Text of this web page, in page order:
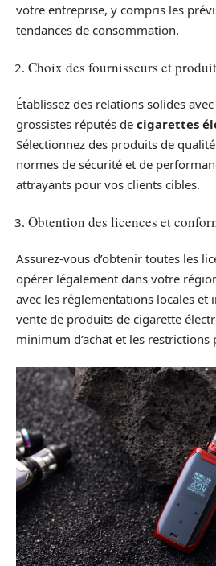
votre entreprise, y compris les
tendances de consommation.
Choix des fournisseurs et
Établissez des relations solides
grossistes réputés de cigarettes
Sélectionnez des produits de
normes de sécurité et de
attrayants pour vos clients cibles.
Obtention des licences et
Assurez-vous d’obtenir toutes les
opérer légalement dans votre
avec les réglementations locales et
vente de produits de cigarette
minimum d’achat et les restrictions